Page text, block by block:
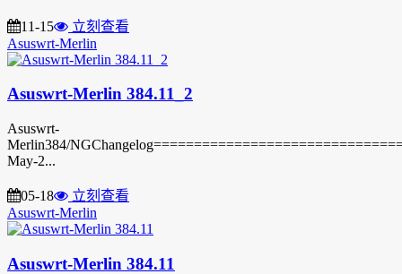
11-15
立刻查看
Asuswrt-Merlin
Asuswrt-Merlin 384.11_2
Asuswrt-
Merlin384/
May-2...
05-18
立刻查看
Asuswrt-Merlin
Asuswrt-Merlin 384.11